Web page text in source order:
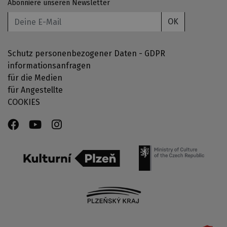
Abonniere unseren Newsletter
OK
Schutz personenbezogener Daten - GDPR
informationsanfragen
für die Medien
für Angestellte
COOKIES